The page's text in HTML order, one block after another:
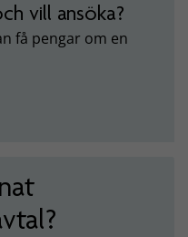
vill ansöka?
få pengar om en